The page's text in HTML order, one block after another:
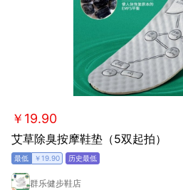
￥19.90
艾草除臭按摩鞋垫（5双起拍）
￥19.90
群乐健步鞋店